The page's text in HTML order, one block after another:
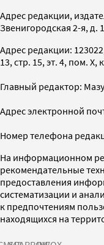
Адрес редакции,
Звенигородская 2-я, д.
Адрес редакции:
13, стр. 15, эт. 4, пом. X,
Главный редактор:
Адрес электронной
Номер телефона
На информационном
рекомендательные
предоставления
систематизации и
к предпочтениям
находящихся на